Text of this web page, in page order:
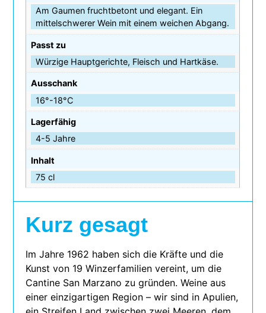
Am Gaumen fruchtbetont und elegant. Ein
mittelschwerer Wein mit einem weichen Abgang.
Passt zu
Würzige Hauptgerichte, Fleisch und Hartkäse.
Ausschank
16°-18°C
Lagerfähig
4-5 Jahre
Inhalt
75 cl
Kurz gesagt
Im Jahre 1962 haben sich die Kräfte und die
Kunst von 19 Winzerfamilien ver­eint, um die
Cantine San Marzano zu grün­den. Weine aus
einer ein­zig­ar­ti­gen Region – wir sind in Apulien,